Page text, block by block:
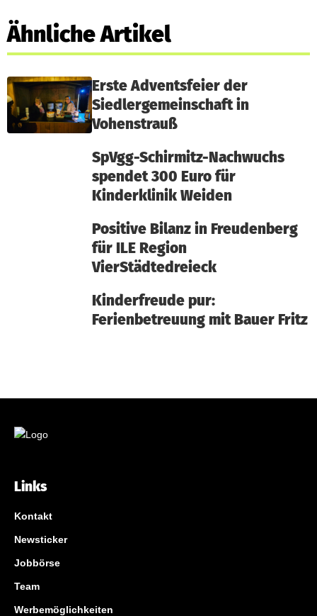
Ähnliche Artikel
Erste Adventsfeier der
Siedlergemeinschaft in
Vohenstrauß
SpVgg-Schirmitz-Nachwuchs
spendet 300 Euro für
Kinderklinik Weiden
Positive Bilanz in Freudenberg
für ILE Region
VierStädtedreieck
Kinderfreude pur:
Ferienbetreuung mit Bauer Fritz
Links
Kontakt
Newsticker
Jobbörse
Team
Werbemöglichkeiten